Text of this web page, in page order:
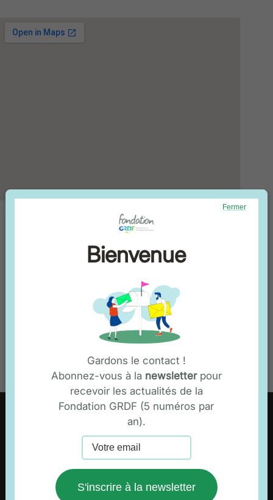
Cuisine Mode d'Emploi(s)
Mobile : 05 62 75 34 03
toulouse@cme-formations.com
Qui sommes-nous ?
Fermer
Bienvenue
Gardons le contact !
Abonnez-vous à la newsletterpour
recevoir les actualités de la
Fondation GRDF (5 numéros par
an).
S'inscrire à la newsletter